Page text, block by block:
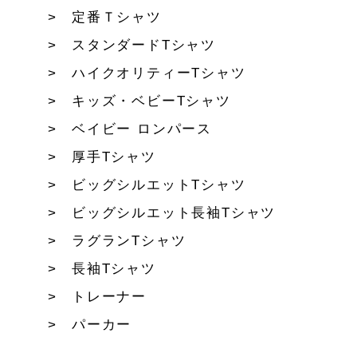
定番Ｔシャツ
スタンダードTシャツ
ハイクオリティーTシャツ
キッズ・ベビーTシャツ
ベイビー ロンパース
厚手Tシャツ
ビッグシルエットTシャツ
ビッグシルエット長袖Tシャツ
ラグランTシャツ
長袖Tシャツ
トレーナー
パーカー